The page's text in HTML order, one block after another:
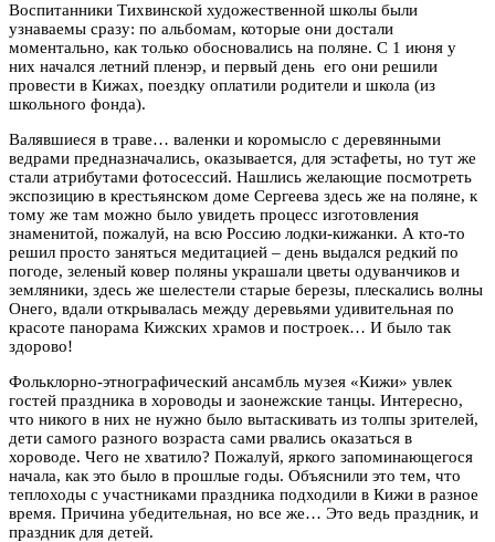
Воспитанники Тихвинской художественной школы были
узнаваемы сразу: по альбомам, которые они достали
моментально, как только обосновались на поляне. С 1 июня у
них начался летний пленэр, и первый день его они решили
провести в Кижах, поездку оплатили родители и школа (из
школьного фонда).
Валявшиеся в траве… валенки и коромысло с деревянными
ведрами предназначались, оказывается, для эстафеты, но тут же
стали атрибутами фотосессий. Нашлись желающие посмотреть
экспозицию в крестьянском доме Сергеева здесь же на поляне, к
тому же там можно было увидеть процесс изготовления
знаменитой, пожалуй, на всю Россию лодки-кижанки. А кто-то
решил просто заняться медитацией – день выдался редкий по
погоде, зеленый ковер поляны украшали цветы одуванчиков и
земляники, здесь же шелестели старые березы, плескались волны
Онего, вдали открывалась между деревьями удивительная по
красоте панорама Кижских храмов и построек… И было так
здорово!
Фольклорно-этнографический ансамбль музея «Кижи» увлек
гостей праздника в хороводы и заонежские танцы. Интересно,
что никого в них не нужно было вытаскивать из толпы зрителей,
дети самого разного возраста сами рвались оказаться в
хороводе. Чего не хватило? Пожалуй, яркого запоминающегося
начала, как это было в прошлые годы. Объяснили это тем, что
теплоходы с участниками праздника подходили в Кижи в разное
время. Причина убедительная, но все же… Это ведь праздник, и
праздник для детей.